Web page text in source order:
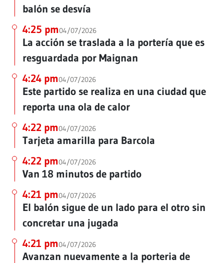
balón se desvía
4:25 pm04/07/2026
La acción se traslada a la portería que es
resguardada por Maignan
4:24 pm04/07/2026
Este partido se realiza en una ciudad que
reporta una ola de calor
4:22 pm04/07/2026
Tarjeta amarilla para Barcola
4:22 pm04/07/2026
Van 18 minutos de partido
4:21 pm04/07/2026
El balón sigue de un lado para el otro sin
concretar una jugada
4:21 pm04/07/2026
Avanzan nuevamente a la porteria de